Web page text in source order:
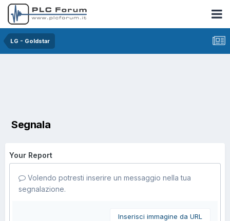
LG - Goldstar
Segnala
Your Report
Volendo potresti inserire un messaggio nella tua
segnalazione.
Inserisci immagine da URL